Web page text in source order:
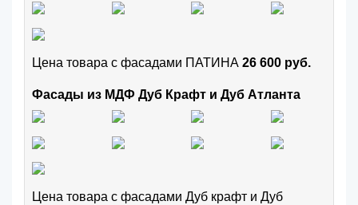
Цена товара с фасадами ПАТИНА 26 600 руб.
Фасады из МДФ Дуб Крафт и Дуб Атланта
Цена товара с фасадами Дуб крафт и Дуб